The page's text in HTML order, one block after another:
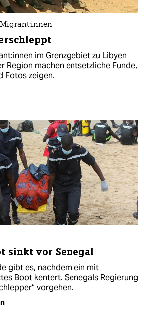
im Grenzgebiet zu Libyen
Region machen entsetzliche Funde,
Fotos zeigen.
sinkt vor Senegal
gibt es, nachdem ein mit
Boot kentert. Senegals Regierung
vorgehen.